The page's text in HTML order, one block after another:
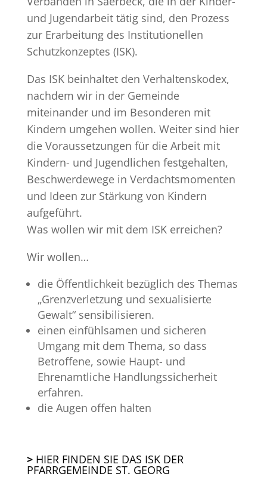
und Jugendarbeit tätig sind, den Prozess
zur Erarbeitung des Institutionellen
Schutzkonzeptes (ISK).
Das ISK beinhaltet den Verhaltenskodex,
nachdem wir in der Gemeinde
miteinander und im Besonderen mit
Kindern umgehen wollen. Weiter sind hier
die Voraussetzungen für die Arbeit mit
Kindern- und Jugendlichen festgehalten,
Beschwerdewege in Verdachtsmomenten
und Ideen zur Stärkung von Kindern
aufgeführt.
Was wollen wir mit dem ISK erreichen?
Wir wollen…
die Öffentlichkeit bezüglich des Themas
„Grenzverletzung und sexualisierte
Gewalt“ sensibilisieren.
einen einfühlsamen und sicheren
Umgang mit dem Thema, so dass
Betroffene, sowie Haupt- und
Ehrenamtliche Handlungssicherheit
erfahren.
die Augen offen halten
>HIER FINDEN SIE DAS ISK DER
PFARRGEMEINDE ST. GEORG